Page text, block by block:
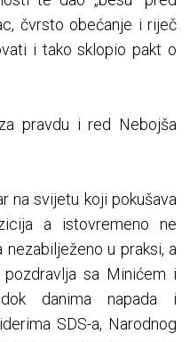
čvrsto obećanje i riječ
i tako sklopio pakt o
pravdu i red Nebojša
na svijetu koji pokušava
a istovremeno ne
u praksi, a
sa Minićem i
dok danima napada i
SDS-a, Narodnog